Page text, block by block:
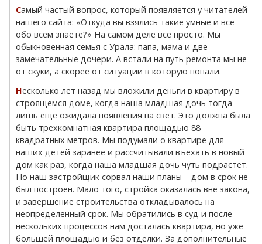
Самый частый вопрос, который появляется у читателей
нашего сайта: «Откуда вы взялись такие умные и все
обо всем знаете?» На самом деле все просто. Мы
обыкновенная семья с Урала: папа, мама и две
замечательные дочери. А встали на путь ремонта мы не
от скуки, а скорее от ситуации в которую попали.
Несколько лет назад мы вложили деньги в квартиру в
строящемся доме, когда наша младшая дочь тогда
лишь еще ожидала появления на свет. Это должна была
быть трехкомнатная квартира площадью 88
квадратных метров. Мы подумали о квартире для
наших детей заранее и рассчитывали въехать в новый
дом как раз, когда наша младшая дочь чуть подрастет.
Но наш застройщик сорвал наши планы – дом в срок не
был построен. Мало того, стройка оказалась вне закона,
и завершение строительства откладывалось на
неопределенный срок. Мы обратились в суд и после
нескольких процессов нам досталась квартира, но уже
большей площадью и без отделки. За дополнительные